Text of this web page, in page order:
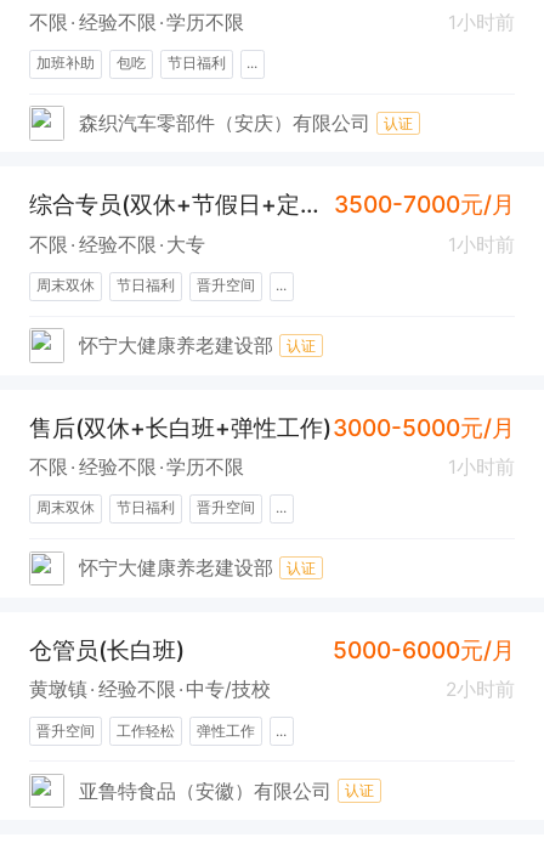
不限 经验不限 学历不限 1小时前
加班补助 包吃 节日福利 ...
森织汽车零部件（安庆）有限公司 认证
综合专员(双休+节假日+定期旅游) 3500-7000元/月
不限 经验不限 大专 1小时前
周末双休 节日福利 晋升空间 ...
怀宁大健康养老建设部 认证
售后(双休+长白班+弹性工作)3000-5000元/月
不限 经验不限 学历不限 1小时前
周末双休 节日福利 晋升空间 ...
怀宁大健康养老建设部 认证
仓管员(长白班) 5000-6000元/月
黄墩镇 经验不限 中专/技校 2小时前
晋升空间 工作轻松 弹性工作 ...
亚鲁特食品（安徽）有限公司 认证